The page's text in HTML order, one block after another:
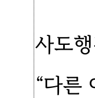
사도
“다른